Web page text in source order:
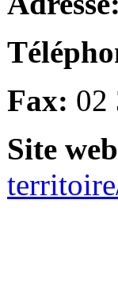
Fax: 02
Site